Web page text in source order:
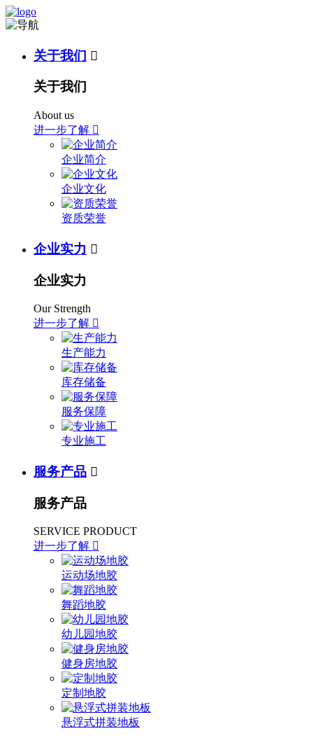
关于我们 
关于我们
About us
进一步了解 
企业简介
企业文化
资质荣誉
企业实力 
企业实力
Our Strength
进一步了解 
生产能力
库存储备
服务保障
专业施工
服务产品 
服务产品
SERVICE PRODUCT
进一步了解 
运动场地胶
舞蹈地胶
幼儿园地胶
健身房地胶
定制地胶
悬浮式拼装地板